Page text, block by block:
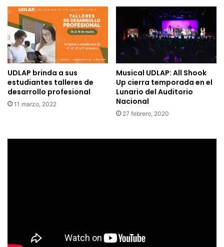
UDLAP brinda a sus
estudiantes talleres de
desarrollo profesional
11 marzo, 2022
Musical UDLAP: All Shook
Up cierra temporada en el
Lunario del Auditorio
Nacional
27 febrero, 2020